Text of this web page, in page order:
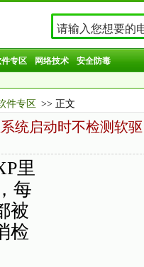
专区 网络技术 安全防毒
件专区 >> 正文
统启动时不检测软驱
里
每
被
检